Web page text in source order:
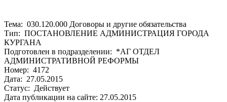
Тема: 030.120.000 Договоры и другие обязательства
Тип: ПОСТАНОВЛЕНИЕ АДМИНИСТРАЦИЯ ГОРОДА
КУРГАНА
Подготовлен в подразделении: *АГ ОТДЕЛ
АДМИНИСТРАТИВНОЙ РЕФОРМЫ
Номер: 4172
Дата: 27.05.2015
Статус: Действует
Дата публикации на сайте: 27.05.2015